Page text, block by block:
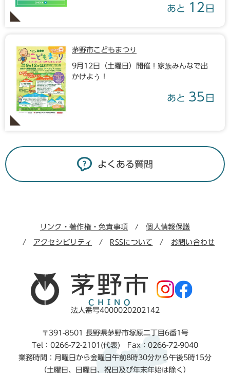
あと 12 日
茅野市こどもまつり
9月12日（土曜日）開催！家族みんなで出
かけよう！
あと 35 日
よくある質問
リンク・著作権・免責事項 個人情報保護
アクセシビリティ RSSについて お問い合わせ
法人番号4000020202142
〒391-8501 長野県茅野市塚原二丁目6番1号
Tel：0266-72-2101(代表) Fax：0266-72-9040
業務時間：月曜日から金曜日午前8時30分から午後5時15分
（土曜日、日曜日、祝日及び年末年始は除く）